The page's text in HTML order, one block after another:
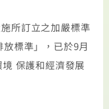
所訂立之加嚴標準
放標準」，已於9月
保護和經濟發展